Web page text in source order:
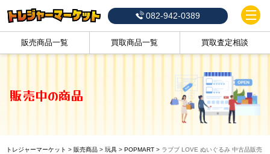
082-942-0389
販売商品一覧 買取商品一覧 買取査定相談
販売中の商品
トレジャーマーケット > 販売商品> 玩具> POPMART> ラブブ LOVE ぬいぐるみ 中古品販売